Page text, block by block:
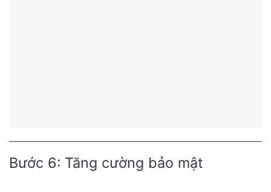
Bước 6: Tăng cường bảo mật